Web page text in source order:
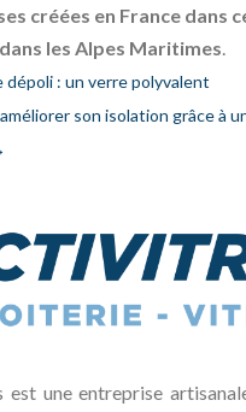
créées en France dans
les Alpes Maritimes.
dépoli : un verre polyvalent
son isolation grâce à
est une entreprise